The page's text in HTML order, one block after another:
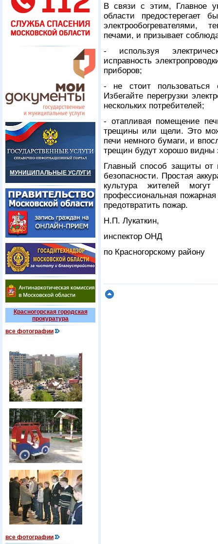
МУНИЦИПАЛЬНЫЕ УСЛУГИ
Красногорская городская
прокуратура
все фотографии
все фотографии
В связи с этим, Главное
области предостерегает
электрообогревателями,
печами, и призывает
- используя
исправность
приборов;
- не стоит пользоваться
Избегайте перегрузки
нескольких потребителей;
- отапливая помещение
трещины или щели. Это
печи немного бумаги, и
трещин будут хорошо видны
Главный способ защиты от
безопасности. Простая
культура жителей
профессиональная
предотвратить пожар.
Н.П. Лукаткин,
инспектор ОНД
по Красногорскому району